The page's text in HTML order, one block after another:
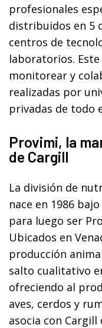
profesionales
distribuidos en 5
centros de
laboratorios.
monitorear y
realizadas por
privadas de todo
Provimi, la
de Cargill
La división de
nace en 1986
para luego ser
Ubicados en
producción
salto cualitativo
ofreciendo al
aves, cerdos y
asocia con